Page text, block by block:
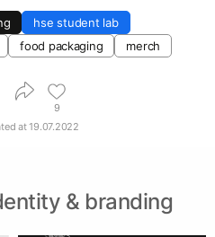
hse student lab
food packaging merch
9
at19.07.2022
& branding